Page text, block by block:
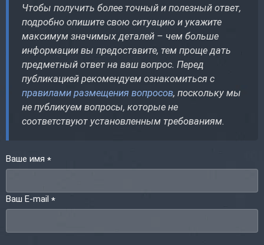
Чтобы получить более точный и полезный ответ,
подробно опишите свою ситуацию и укажите
максимум значимых деталей – чем больше
информации вы предоставите, тем проще дать
предметный ответ на ваш вопрос. Перед
публикацией рекомендуем ознакомиться с
правилами размещения вопросов, поскольку мы
не публикуем вопросы, которые не
соответствуют установленным требованиям.
Ваше имя *
Ваш E-mail *